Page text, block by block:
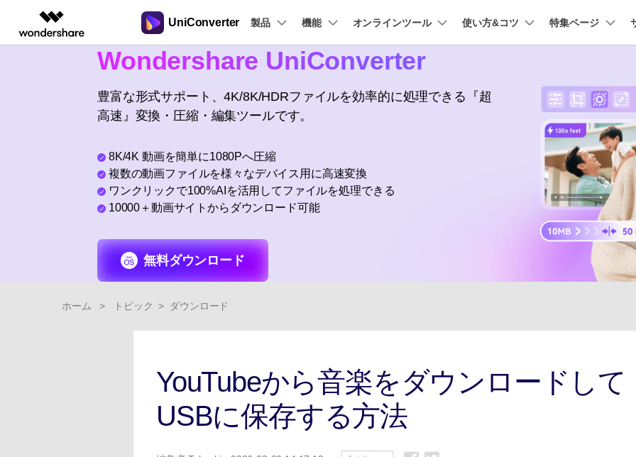
製品
AI動画・画像・音楽ジェネレーター
オールインワンAI生成プラットフォーム
作図＆製図
EdrawMax
EdrawMind
マインドマップソフト
PDF編集 データ
データ復
Repairit
動画・写
Dr.Fone
スマート
スマホ
Wondershare製品一覧
法人・教育・パートナー
概要
法人向け
学生・教員向け
パートナープログ
ラム
ソリューション
PDF ソリューション
PDFelement
作図＆製図 動画編集＆変換
UniConverter
企業情報 プラン＆価格
UniConverter 製品
UniConverter-動画変換ソフト
機能
音声をテキストに
音声ファイルや動画ファイルを正
確かつ便利にテキストに変換
動画変換
【簡単】複数の動画ファイルを
様々なデバイス用に高速変換
AI 画像補正 >
シーン検出 >
>
透かし編集 >
ボイスチェンジャー
オンラインツール
オンライン動画圧縮ツール
オンライン動画変換ツール
動画・音声・画像の無料変換
Hot
使い方&コツ
操作ガイド
Windowsユーザー向け
ガイドビデオ
特集ページ
多機能ビデオ処理ソフト
Wondershare UniConverter
豊富な形式サポート、4K/8K/HDRファイルを効率的に処理できる『超
高速』変換・圧縮・編集ツールです。
8K/4K 動画を簡単に1080Pへ圧縮
複数の動画ファイルを様々なデバイス用に高速変換
ワンクリックで100%AIを活用してファイルを処理できる
10000＋動画サイトからダウンロード可能
無料ダウンロード
ホーム > トピック > ダウンロード
YouTubeから音楽をダウンロードして
USBに保存する方法